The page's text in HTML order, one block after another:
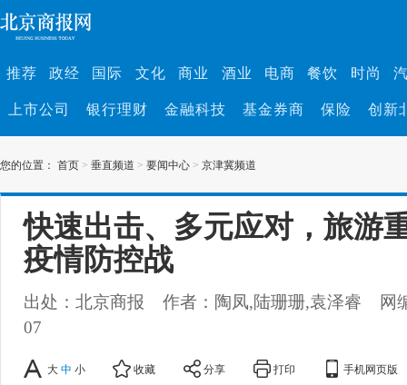
推荐 政经 国际 文化 商业 酒业 电商 餐饮 时尚
上市公司 银行理财 金融科技 基金券商 保险 创新
您的位置： 首页 > 垂直频道 > 要闻中心 > 京津冀频道
快速出击、多元应对，旅游
疫情防控战
出处：北京商报 作者：陶凤,陆珊珊,袁泽睿
网
07
大 中 小 收藏 分享 打印 手机网页版